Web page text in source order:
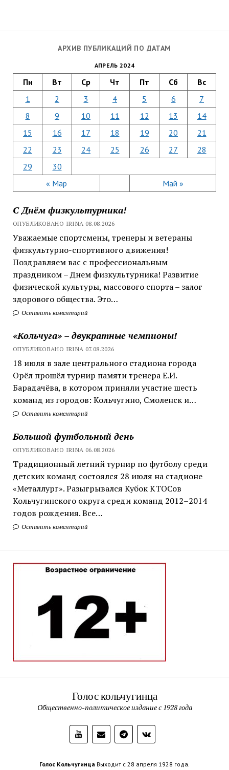
АРХИВ ПУБЛИКАЦИЙ ПО ДАТАМ
АПРЕЛЬ 2024
Пн Вт Ср Чт Пт Сб Вс
« Мар Май »
1 2 3 4 5 6
7
8
9 10 11 12 13
14
15
16 17 18 19 20
21
22
23 24 25 26 27
28
29
30
С Днём физкультурника!
ОПУБЛИКОВАНО IRINA 08.08.2026
Уважаемые спортсмены, тренеры и ветераны
физкультурно-спортивного движения!
Поздравляем вас с профессиональным
праздником – Днем физкультурника! Развитие
физической культуры, массового спорта – залог
здорового общества. Это…
Оставить коментарий
«Кольчуга» – двукратные чемпионы!
ОПУБЛИКОВАНО IRINA 07.08.2026
18 июля в зале центрального стадиона города
Орёл прошёл турнир памяти тренера Е.И.
Барадачёва, в котором приняли участие шесть
команд из городов: Кольчугино, Смоленск и…
Оставить коментарий
Большой футбольный день
ОПУБЛИКОВАНО IRINA 06.08.2026
Традиционный летний турнир по футболу среди
детских команд состоялся 28 июля на стадионе
«Металлург». Разыгрывался Кубок КТОСов
Кольчугинского округа среди команд 2012–2014
годов рождения. Все…
Оставить коментарий
Голос кольчугинца
Общественно-политическое издание с 1928 года
Голос Кольчугинца Выходит с 28 апреля 1928 года.